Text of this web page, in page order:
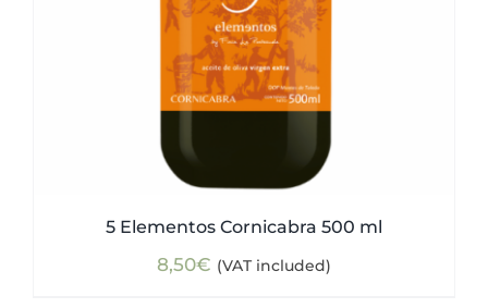
5 Elementos Cornicabra 500 ml
8,50€ (VAT included)